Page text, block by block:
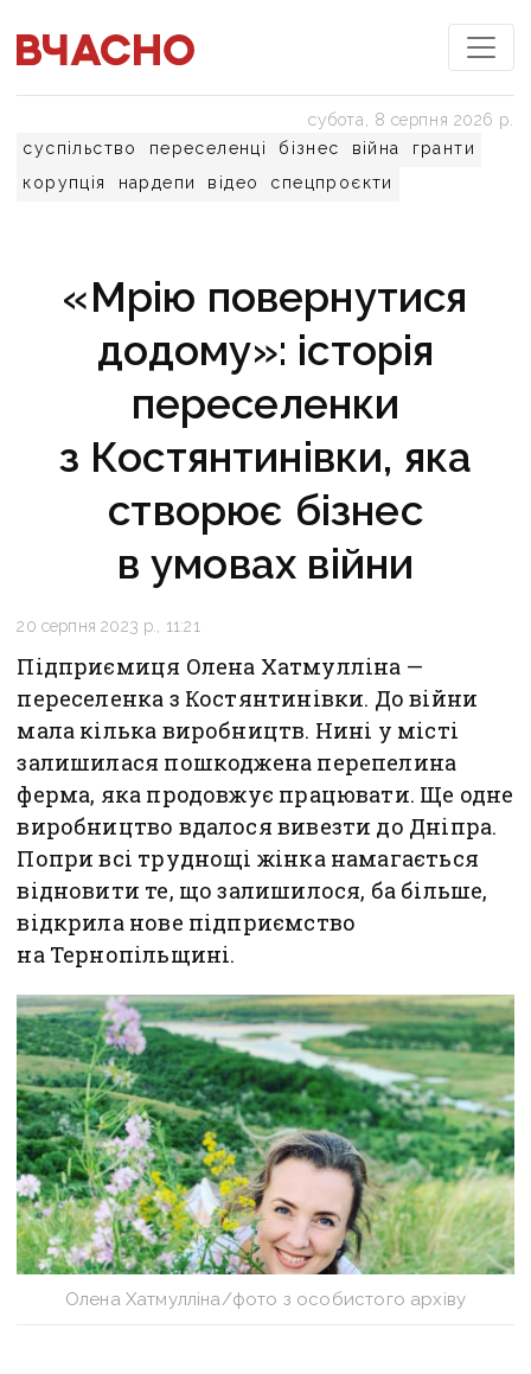
суспільство переселенці бізнес війна
гранти
корупція
нардепи відео спецпроєкти
субота, 8 серпня 2026 р.
«Мрію повернутися
додому»: історія
переселенки
з Костянтинівки, яка
створює бізнес
в умовах війни
20 серпня 2023 р., 11:21
Підприємиця Олена Хатмулліна —
переселенка з Костянтинівки. До війни
мала кілька виробництв. Нині у місті
залишилася пошкоджена перепелина
ферма, яка продовжує працювати. Ще одне
виробництво вдалося вивезти до Дніпра.
Попри всі труднощі жінка намагається
відновити те, що залишилося, ба більше,
відкрила нове підприємство
на Тернопільщині.
Олена Хатмулліна/фото з особистого архіву